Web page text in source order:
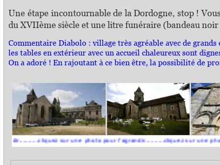
Une étape incontournable de la Dordogne, stop !
du XVIIème siècle et une litre funéraire (bandeau
Commentaire Diabolo : village très agréable avec de grands
les tables en extérieur avec un accueil chaleureux sont
On a adoré ! En rajoutant à ce bien être, la possibilité de
sur une photo pour l'agrandir..........cliquez sur une photo